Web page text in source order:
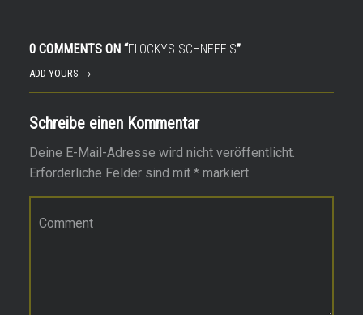
0 COMMENTS ON “FLOCKYS-SCHNEEEIS”
ADD YOURS →
Schreibe einen Kommentar
Deine E-Mail-Adresse wird nicht veröffentlicht.
Erforderliche Felder sind mit *markiert